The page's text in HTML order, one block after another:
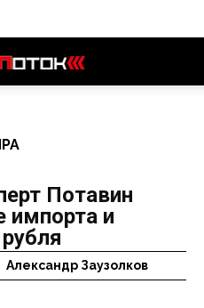
Потавин
импорта и
Александр Заузолков